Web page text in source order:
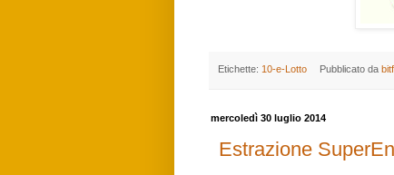
Etichette: 10-e-Lotto Pubblicato da
mercoledì 30 luglio 2014
Estrazione